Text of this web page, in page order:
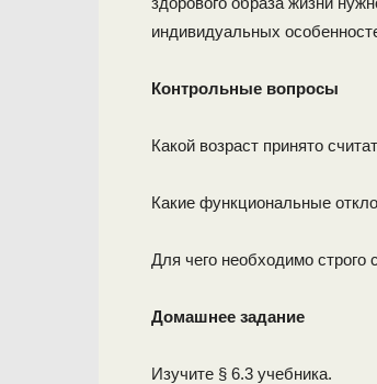
индивидуальных
Контрольные вопросы
Какой возраст принято
Какие функциональные
Для чего необходимо строго
Домашнее задание
Изучите § 6.3 учебника.